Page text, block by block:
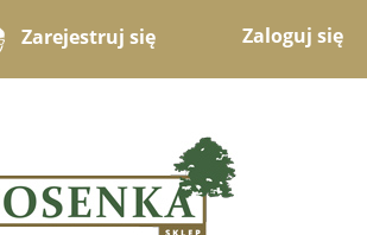
Zarejestruj się Zaloguj się